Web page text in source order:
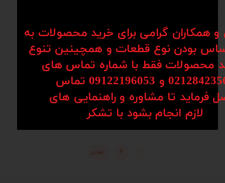
کوپلینگ SRG 95
۱۸,۷۲۱,۰۰۰ تومان
کوپلینگ SRG 80
۷,۰۲۹,۰۰۰ تومان
۲ بعدی
همکاران گرامی برای خرید محصولات به
بودن نوع قطعات و همچینین تنوع
کد محصولات فقط با شماره تماس های
و 09122196053​​​​​​​ تماس
فرماید تا مشاوره و راهنمایی های
​​​​​​​لازم انجام بشود با تشکر​​​​​​​